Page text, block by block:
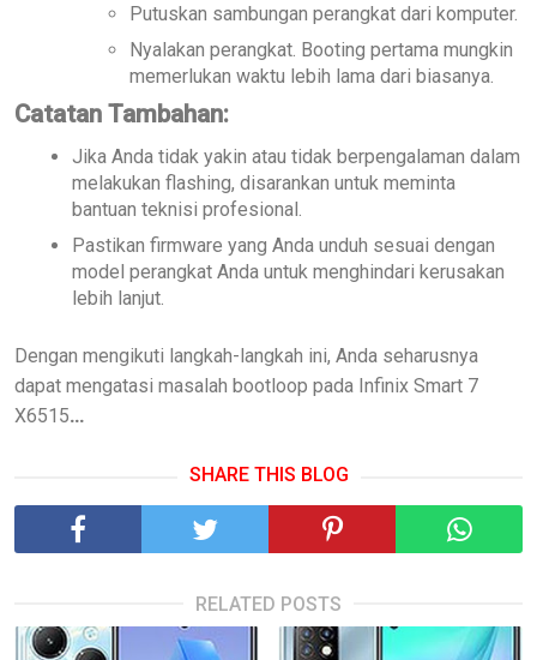
Putuskan sambungan perangkat dari komputer.
Nyalakan perangkat. Booting pertama mungkin
memerlukan waktu lebih lama dari biasanya.
Catatan Tambahan:
Jika Anda tidak yakin atau tidak berpengalaman dalam
melakukan flashing, disarankan untuk meminta
bantuan teknisi profesional.
Pastikan firmware yang Anda unduh sesuai dengan
model perangkat Anda untuk menghindari kerusakan
lebih lanjut.
Dengan mengikuti langkah-langkah ini, Anda seharusnya
dapat mengatasi masalah bootloop pada Infinix Smart 7
X6515...
SHARE THIS BLOG
RELATED POSTS